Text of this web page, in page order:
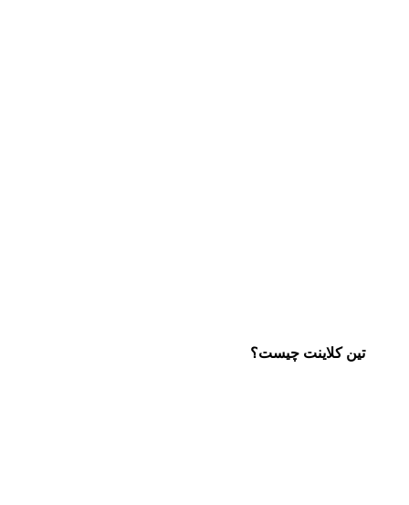
تین کلاینت چیست؟